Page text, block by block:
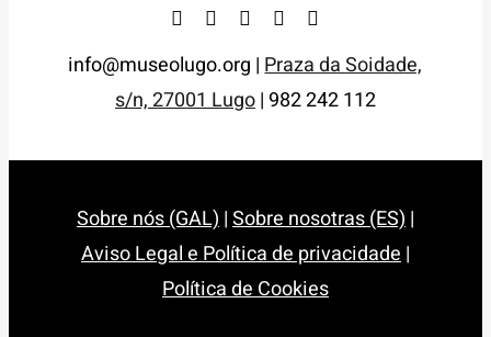
info@museolugo.org |Praza da Soidade,
s/n, 27001 Lugo| 982 242 112
Sobre nós (GAL)|Sobre nosotras (ES)|
Aviso Legal e Política de privacidade|
Política de Cookies